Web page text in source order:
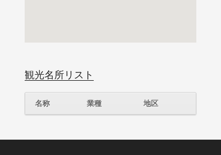
観光名所リスト
名称 業種 地区